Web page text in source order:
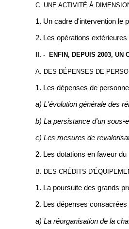
C. UNE ACTIVITÉ À
1. Un cadre d'intervention le
2. Les opérations extérieures
II. - ENFIN, DEPUIS 2003, UN
A. DES DÉPENSES DE
1. Les dépenses de personnel
a) L'évolution générale des
b) La persistance d'un sous-
c) Les mesures de
2. Les dotations en faveur du
B. DES CRÉDITS
1. La poursuite des grands
2. Les dépenses
a) La réorganisation de la